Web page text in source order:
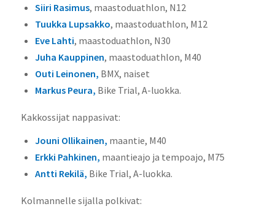
Siiri Rasimus, maastoduathlon, N12
Tuukka Lupsakko, maastoduathlon, M12
Eve Lahti, maastoduathlon, N30
Juha Kauppinen, maastoduathlon, M40
Outi Leinonen, BMX, naiset
Markus Peura, Bike Trial, A-luokka.
Kakkossijat nappasivat:
Jouni Ollikainen, maantie, M40
Erkki Pahkinen, maantieajo ja tempoajo, M75
Antti Rekilä, Bike Trial, A-luokka.
Kolmannelle sijalla polkivat: